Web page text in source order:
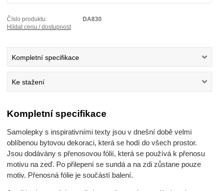
Číslo produktu:
DA830
Hlídat cenu / dostupnost
Kompletní specifikace
Ke stažení
Kompletní specifikace
Samolepky s inspirativními texty jsou v dnešní době velmi
oblíbenou bytovou dekoraci, která se hodí do všech prostor.
Jsou dodávány s přenosovou fólií, která se používá k přenosu
motivu na zeď. Po přilepení se sundá a na zdi zůstane pouze
motiv. Přenosná fólie je součástí balení.